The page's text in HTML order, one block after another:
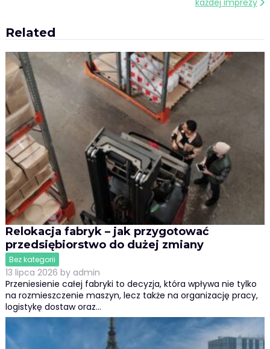
każdej imprezy
Related
Relokacja fabryk – jak przygotować
przedsiębiorstwo do dużej zmiany
Bez kategorii
13 lipca 2026 by admin
Przeniesienie całej fabryki to decyzja, która wpływa nie tylko
na rozmieszczenie maszyn, lecz także na organizację pracy,
logistykę dostaw oraz…